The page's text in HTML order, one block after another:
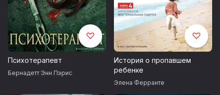
Психотерапевт
Бернадетт Энн Пэрис
История о пропавшем
ребенке
Элена Ферранте